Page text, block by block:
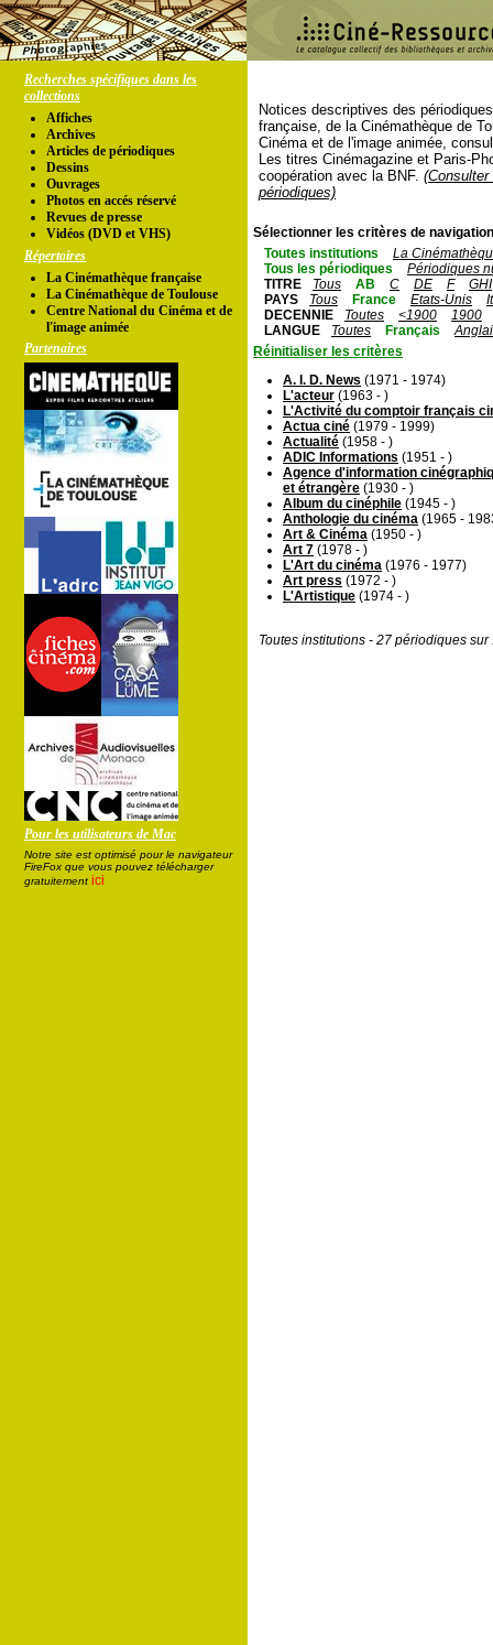
Recherches spécifiques dans les
collections
Affiches
Archives
Articles de périodiques
Dessins
Ouvrages
Photos en accés réservé
Revues de presse
Vidéos (DVD et VHS)
Répertoires
La Cinémathèque française
La Cinémathèque de Toulouse
Centre National du Cinéma et de
l'image animée
Partenaires
Pour les utilisateurs de Mac
Notre site est optimisé pour le navigateur
FireFox que vous pouvez télécharger
gratuitement ici
Notices descriptives des
française, de la Cinémathèque de
Cinéma et de l'image animée,
Les titres Cinémagazine et Paris-
coopération avec la BNF.
périodiques)
Sélectionner les critères de
Toutes institutions
La
Tous les périodiques
Périodiques
TITRE
Tous AB C DE F
GHI
PAYS
Tous France Etats-Unis
DECENNIE
Toutes <1900
1900
LANGUE
Toutes Français
Réinitialiser les critères
A. I. D. News (1971 - 1974)
L'acteur (1963 - )
L'Activité du comptoir français
Actua ciné (1979 - 1999)
Actualité (1958 - )
ADIC Informations (1951 - )
Agence d'information
et étrangère (1930 - )
Album du cinéphile (1945 - )
Anthologie du cinéma (1965 -
Art & Cinéma (1950 - )
Art 7 (1978 - )
L'Art du cinéma (1976 - 1977)
Art press (1972 - )
L'Artistique (1974 - )
Toutes institutions - 27 périodiques sur